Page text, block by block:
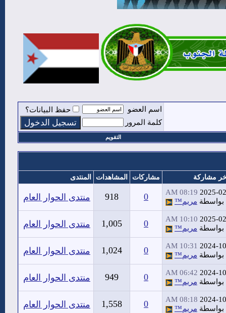
اسم العضو
حفظ البيانات؟
كلمة المرور
التقويم
مشاركة مشاركات المشاهدات المنتدى
2025-
08:19 AM
بواسطة مريم™ 0
918 منتدى الحوار العام
2025-
10:10 AM
بواسطة مريم™ 0
1,005 منتدى الحوار العام
2024-
10:31 AM
بواسطة مريم™ 0
1,024 منتدى الحوار العام
2024-
06:42 AM
بواسطة مريم™ 0
949 منتدى الحوار العام
2024-
08:18 AM
بواسطة مريم™ 0
1,558 منتدى الحوار العام